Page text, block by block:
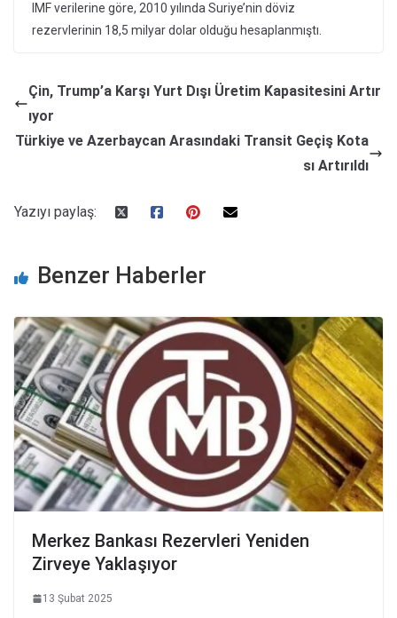
IMF verilerine göre, 2010 yılında Suriye’nin döviz
rezervlerinin 18,5 milyar dolar olduğu hesaplanmıştı.
Çin, Trump’a Karşı Yurt Dışı Üretim Kapasitesini Artır
ıyor
Türkiye ve Azerbaycan Arasındaki Transit Geçiş Kota
sı Artırıldı
Yazıyı paylaş:
Benzer Haberler
Merkez Bankası Rezervleri Yeniden
Zirveye Yaklaşıyor
13 Şubat 2025